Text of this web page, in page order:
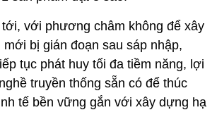
với phương châm không để xây
bị gián đoạn sau sáp nhập,
tục phát huy tối đa tiềm năng, lợi
truyền thống sẵn có để thúc
tế bền vững gắn với xây dựng hạ